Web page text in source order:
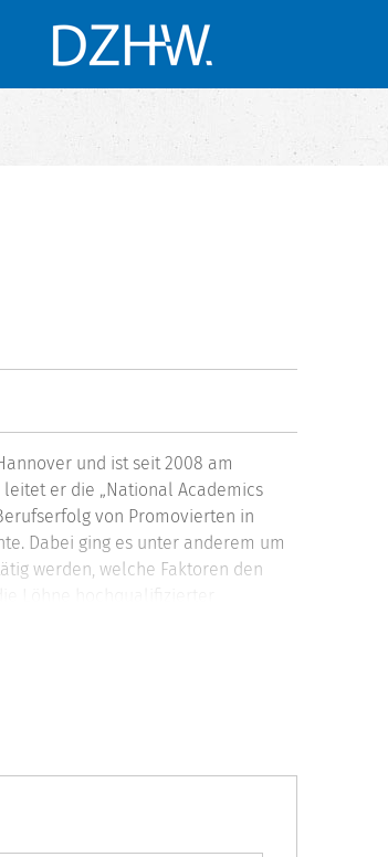
und ist seit 2008 am
er die „National Academics
von Promovierten in
Dabei ging es unter anderem um
werden, welche Faktoren den
Löhne hochqualifizierter
Beiträge in renommierten